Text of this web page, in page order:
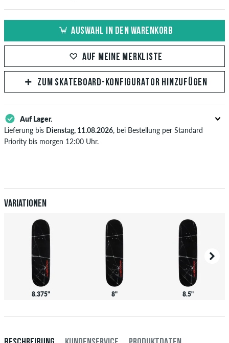
AUSWAHL IN DEN WARENKORB
AUF MEINE MERKLISTE
ZUM SKATEBOARD-KONFIGURATOR HINZUFÜGEN
Auf Lager.
Lieferung bis Dienstag, 11.08.2026, bei Bestellung per Standard
Priority bis morgen 12:00 Uhr.
Variationen
8.375" 8" 8.5"